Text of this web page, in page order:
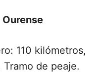
110 kilómetros,
Tramo de peaje.